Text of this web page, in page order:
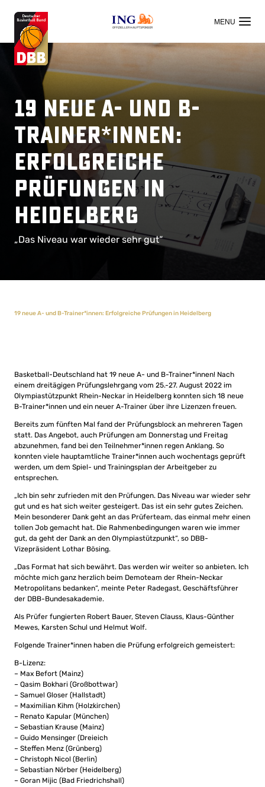
OFFIZIELLER HAUPTSPONSOR
19 neue A- und B-
Trainer*innen:
Erfolgreiche
Prüfungen in
Heidelberg
„Das Niveau war wieder sehr gut“
19 neue A- und B-Trainer*innen: Erfolgreiche Prüfungen in Heidelberg
Basketball-Deutschland hat 19 neue A- und B-Trainer*innen! Nach
einem dreitägigen Prüfungslehrgang vom 25.-27. August 2022 im
Olympiastützpunkt Rhein-Neckar in Heidelberg konnten sich 18 neue
B-Trainer*innen und ein neuer A-Trainer über ihre Lizenzen freuen.
Bereits zum fünften Mal fand der Prüfungsblock an mehreren Tagen
statt. Das Angebot, auch Prüfungen am Donnerstag und Freitag
abzunehmen, fand bei den Teilnehmer*innen regen Anklang. So
konnten viele hauptamtliche Trainer*innen auch wochentags geprüft
werden, um dem Spiel- und Trainingsplan der Arbeitgeber zu
entsprechen.
„Ich bin sehr zufrieden mit den Prüfungen. Das Niveau war wieder sehr
gut und es hat sich weiter gesteigert. Das ist ein sehr gutes Zeichen.
Mein besonderer Dank geht an das Prüferteam, das einmal mehr einen
tollen Job gemacht hat. Die Rahmenbedingungen waren wie immer
gut, da geht der Dank an den Olympiastützpunkt“, so DBB-
Vizepräsident Lothar Bösing.
„Das Format hat sich bewährt. Das werden wir weiter so anbieten. Ich
möchte mich ganz herzlich beim Demoteam der Rhein-Neckar
Metropolitans bedanken“, meinte Peter Radegast, Geschäftsführer
der DBB-Bundesakademie.
Als Prüfer fungierten Robert Bauer, Steven Clauss, Klaus-Günther
Mewes, Karsten Schul und Helmut Wolf.
Folgende Trainer*innen haben die Prüfung erfolgreich gemeistert:
B-Lizenz:
– Max Befort (Mainz)
– Qasim Bokhari (Großbottwar)
– Samuel Gloser (Hallstadt)
– Maximilian Kihm (Holzkirchen)
– Renato Kapular (München)
– Sebastian Krause (Mainz)
– Guido Mensinger (Dreieich
– Steffen Menz (Grünberg)
– Christoph Nicol (Berlin)
– Sebastian Nörber (Heidelberg)
– Goran Mijic (Bad Friedrichshall)